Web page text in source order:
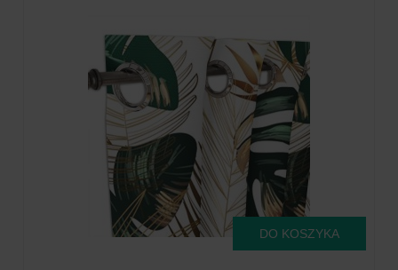
DO KOSZYKA